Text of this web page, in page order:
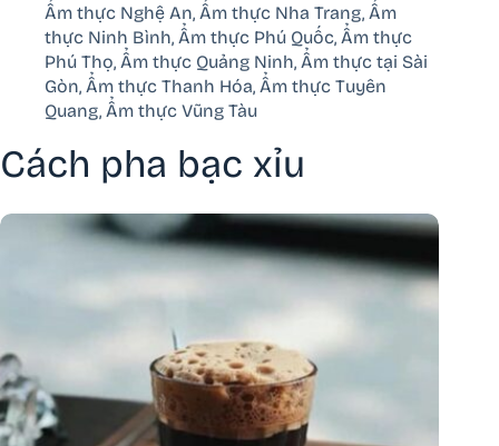
Ẩm thực Nghệ An, Ẩm thực Nha Trang, Ẩm
thực Ninh Bình, Ẩm thực Phú Quốc, Ẩm thực
Phú Thọ, Ẩm thực Quảng Ninh, Ẩm thực tại Sài
Gòn, Ẩm thực Thanh Hóa, Ẩm thực Tuyên
Quang, Ẩm thực Vũng Tàu
Cách pha bạc xỉu